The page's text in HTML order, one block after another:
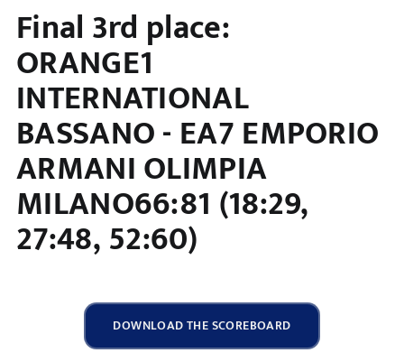
Final 3rd place:
ORANGE1
INTERNATIONAL
BASSANO - EA7 EMPORIO
ARMANI OLIMPIA
MILANO66:81 (18:29,
27:48, 52:60)
DOWNLOAD THE SCOREBOARD